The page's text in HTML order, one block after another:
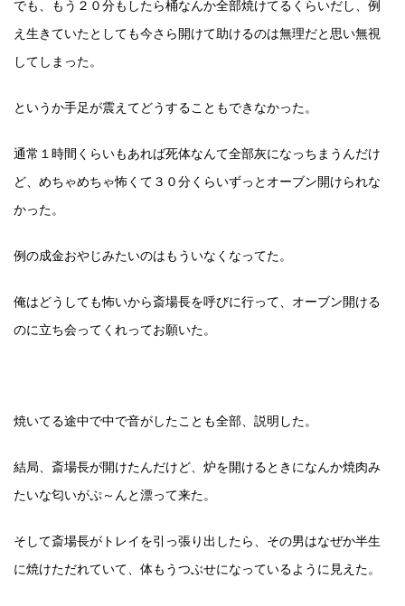
でも、もう２０分もしたら桶なんか全部焼けてるくらいだし、例
え生きていたとしても今さら開けて助けるのは無理だと思い無視
してしまった。
というか手足が震えてどうすることもできなかった。
通常１時間くらいもあれば死体なんて全部灰になっちまうんだけ
ど、めちゃめちゃ怖くて３０分くらいずっとオーブン開けられな
かった。
例の成金おやじみたいのはもういなくなってた。
俺はどうしても怖いから斎場長を呼びに行って、オーブン開ける
のに立ち会ってくれってお願いた。
焼いてる途中で中で音がしたことも全部、説明した。
結局、斎場長が開けたんだけど、炉を開けるときになんか焼肉み
たいな匂いがぷ～んと漂って来た。
そして斎場長がトレイを引っ張り出したら、その男はなぜか半生
に焼けただれていて、体もうつぶせになっているように見えた。